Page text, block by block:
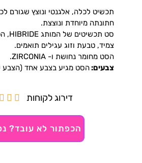
תכשיט לכלה, אלגנטי ונוצץ שגורם
חתונתה מיוחדת ונוצצת.
סט תכשיטים של המותג HIBRIDE,
צמיד, טבעת וזוג עגילים תואמים.
הסט מחומר נחושת ו- ZIRCONIA.
צבעים:הסט מגיע בצבע אחד (הצבע
דירוג לקוחות 


הכפתור לא עובד?